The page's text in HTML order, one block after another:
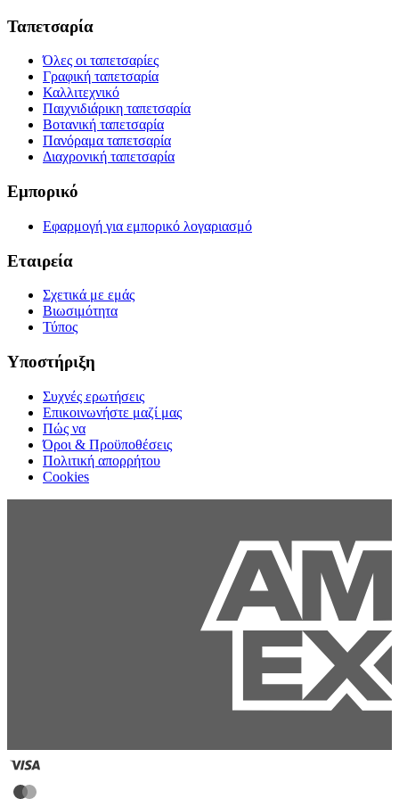
Ταπετσαρία
Όλες οι ταπετσαρίες
Γραφική ταπετσαρία
Καλλιτεχνικό
Παιχνιδιάρικη ταπετσαρία
Βοτανική ταπετσαρία
Πανόραμα ταπετσαρία
Διαχρονική ταπετσαρία
Εμπορικό
Εφαρμογή για εμπορικό λογαριασμό
Εταιρεία
Σχετικά με εμάς
Βιωσιμότητα
Τύπος
Υποστήριξη
Συχνές ερωτήσεις
Επικοινωνήστε μαζί μας
Πώς να
Όροι & Προϋποθέσεις
Πολιτική απορρήτου
Cookies